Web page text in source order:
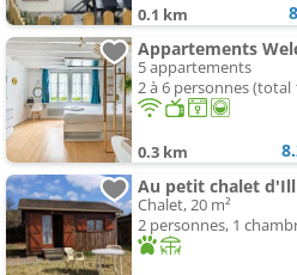
0.1 km 8
Appartements
5 appartements
2 à 6 personnes (total
0.3 km
Chalet, 20 m²
2 personnes, 1